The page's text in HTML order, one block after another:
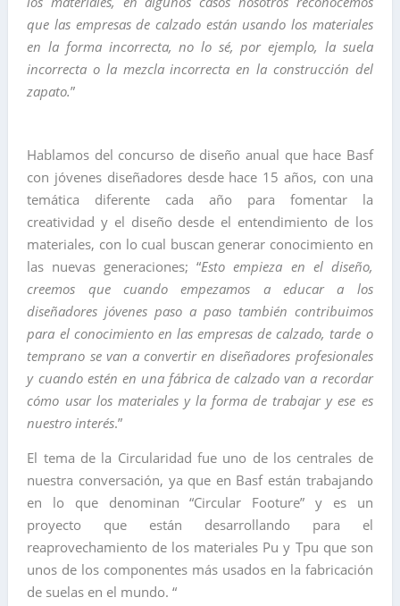
que las empresas de calzado están usando los materiales
en la forma incorrecta, no lo sé, por ejemplo, la suela
incorrecta o la mezcla incorrecta en la construcción del
zapato.”
Hablamos del concurso de diseño anual que hace Basf
con jóvenes diseñadores desde hace 15 años, con una
temática diferente cada año para fomentar la
creatividad y el diseño desde el entendimiento de los
materiales, con lo cual buscan generar conocimiento en
las nuevas generaciones; “Esto empieza en el diseño,
creemos que cuando empezamos a educar a los
diseñadores jóvenes paso a paso también contribuimos
para el conocimiento en las empresas de calzado, tarde o
temprano se van a convertir en diseñadores profesionales
y cuando estén en una fábrica de calzado van a recordar
cómo usar los materiales y la forma de trabajar y ese es
nuestro interés.”
El tema de la Circularidad fue uno de los centrales de
nuestra conversación, ya que en Basf están trabajando
en lo que denominan “Circular Footure” y es un
proyecto que están desarrollando para el
reaprovechamiento de los materiales Pu y Tpu que son
unos de los componentes más usados en la fabricación
de suelas en el mundo. “